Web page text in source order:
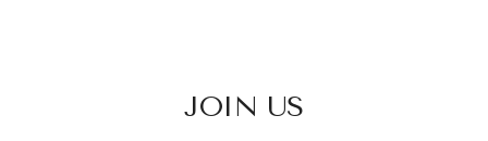
JOIN US